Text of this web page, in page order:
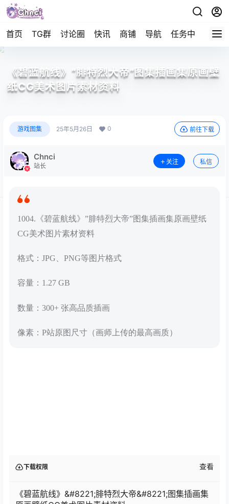
首页 TG群 讨论圈 快讯 商铺 导航 任务中心 帮助
《碧蓝航线》”腓特烈大帝”图集插画集原画壁
纸CG美术图片素材资料
游戏图集 25年5月26日 0 前往下载
Chnci
站长
关注 私信
1004.《碧蓝航线》”腓特烈大帝”图集插画集原画壁纸
CG美术图片素材资料
格式：JPG、PNG等图片格式
容量：1.27 GB
数量：300+ 张高品质插画
像素：P站原图尺寸（画师上传的最高画质）
下载权限 查看
《碧蓝航线》&#8221;腓特烈大帝&#8221;图集插画集